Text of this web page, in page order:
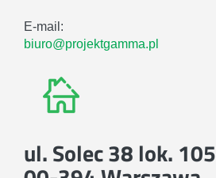
E-mail:
biuro@projektgamma.pl
ul. Solec 38 lok. 105